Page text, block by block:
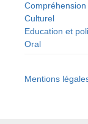
Compréhension
Culturel
Education et
Oral
Mentions